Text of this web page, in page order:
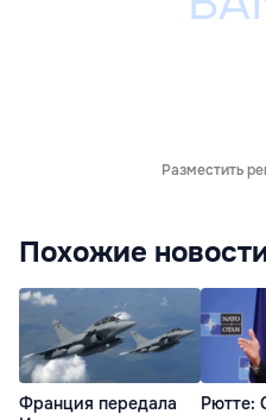
Разместить
Похожие
Франция передала
Рютте: